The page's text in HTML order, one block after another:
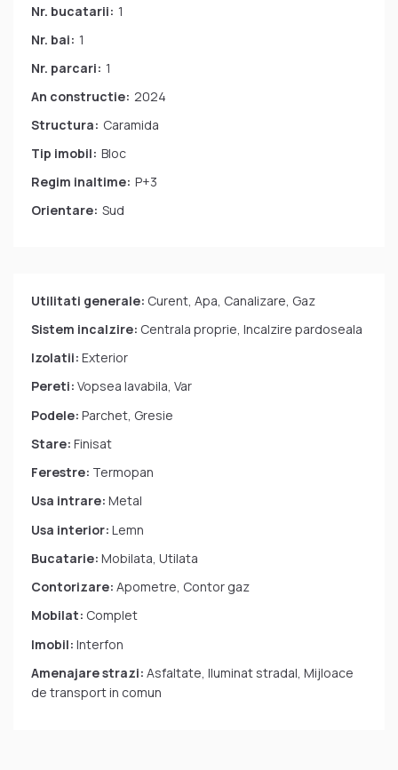
Nr. bucatarii: 1
Nr. bai: 1
Nr. parcari: 1
An constructie: 2024
Structura: Caramida
Tip imobil: Bloc
Regim inaltime: P+3
Orientare: Sud
Utilitati generale: Curent, Apa, Canalizare, Gaz
Sistem incalzire: Centrala proprie, Incalzire pardoseala
Izolatii: Exterior
Pereti: Vopsea lavabila, Var
Podele: Parchet, Gresie
Stare: Finisat
Ferestre: Termopan
Usa intrare: Metal
Usa interior: Lemn
Bucatarie: Mobilata, Utilata
Contorizare: Apometre, Contor gaz
Mobilat: Complet
Imobil: Interfon
Amenajare strazi: Asfaltate, Iluminat stradal, Mijloace
de transport in comun